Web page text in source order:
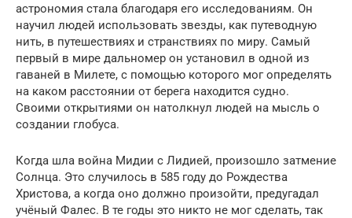
астрономия стала благодаря его исследованиям. Он
научил людей использовать звезды, как путеводную
нить, в путешествиях и странствиях по миру. Самый
первый в мире дальномер он установил в одной из
гаваней в Милете, с помощью которого мог определять
на каком расстоянии от берега находится судно.
Своими открытиями он натолкнул людей на мысль о
создании глобуса.
Когда шла война Мидии с Лидией, произошло затмение
Солнца. Это случилось в 585 году до Рождества
Христова, а когда оно должно произойти, предугадал
учёный Фалес. В те годы это никто не мог сделать, так